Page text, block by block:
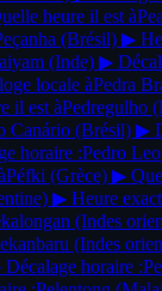
heure il est à
(Brésil) ▶
(Inde) ▶
locale àPedra
il est àPedregulho
Canário (Brésil) ▶
horaire :Pedro
Péfki (Grèce) ▶
▶ Heure
(Indes
(Indes
Décalage horaire :